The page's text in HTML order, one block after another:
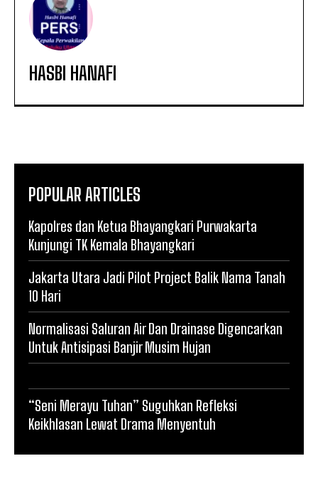
HASBI HANAFI
POPULAR ARTICLES
Kapolres dan Ketua Bhayangkari Purwakarta
Kunjungi TK Kemala Bhayangkari
Jakarta Utara Jadi Pilot Project Balik Nama Tanah
10 Hari
Normalisasi Saluran Air Dan Drainase Digencarkan
Untuk Antisipasi Banjir Musim Hujan
“Seni Merayu Tuhan” Suguhkan Refleksi
Keikhlasan Lewat Drama Menyentuh